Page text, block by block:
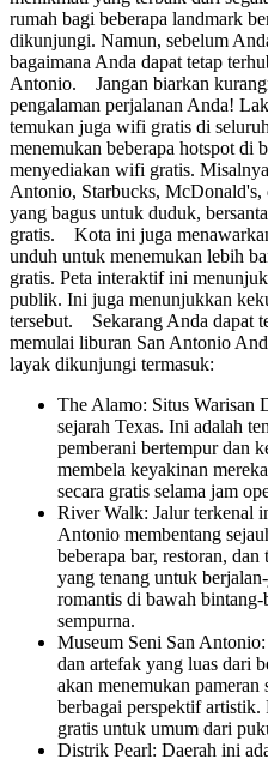
rumah bagi beberapa landmark
dikunjungi. Namun, sebelum
bagaimana Anda dapat tetap
Antonio. Jangan biarkan
pengalaman perjalanan Anda!
temukan juga wifi gratis di
menemukan beberapa hotspot di
menyediakan wifi gratis.
Antonio, Starbucks, McDonald's,
yang bagus untuk duduk,
gratis. Kota ini juga
unduh untuk menemukan lebih
gratis. Peta interaktif ini
publik. Ini juga menunjukkan
tersebut. Sekarang Anda dapat
memulai liburan San Antonio
layak dikunjungi termasuk:
The Alamo: Situs Warisan
sejarah Texas. Ini adalah
pemberani bertempur dan
membela keyakinan
secara gratis selama jam
River Walk: Jalur terkenal
Antonio membentang
beberapa bar, restoran,
yang tenang untuk
romantis di bawah
sempurna.
Museum Seni San
dan artefak yang luas dari
akan menemukan pameran
berbagai perspektif artistik.
gratis untuk umum dari
Distrik Pearl: Daerah ini